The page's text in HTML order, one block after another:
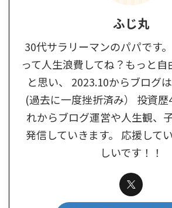
ふじ丸
30代サラリーマンのパパです
って人生浪費してね？もっと自
と思い、 2023.10からブログ
(過去に一度挫折済み） 投資歴
れからブログ運営や人生観、
発信していきます。 応援して
しいです！！